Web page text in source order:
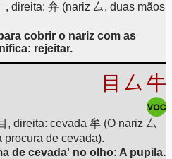
, direita: 弁 (nariz 厶, duas mãos
cobrir o nariz com as
rejeitar.
目 厶 牛
, direita: cevada 牟 (O nariz 厶
procura de cevada).
de cevada' no olho: A pupila.